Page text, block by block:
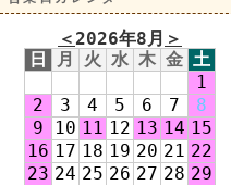
＜ 2026年8月 ＞
日
月 火 水 木 金 土
1
2
3 4 5 6 7
8
9
10 11 12 13 14 15
16 17 18 19 20 21 22
23 24 25 26 27 28 29